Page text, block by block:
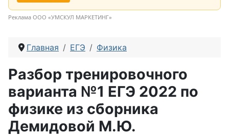
Реклама ООО «УМСКУЛ МАРКЕТИНГ»
Главная ЕГЭ Физика
Разбор тренировочного
варианта №1 ЕГЭ 2022 по
физике из сборника
Демидовой М.Ю.